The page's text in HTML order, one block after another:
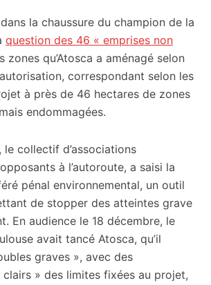
la chaussure du champion de la
question des 46 « emprises non
zones qu’Atosca a aménagé selon
correspondant selon les
à près de 46 hectares de zones
endommagées.
collectif d’associations
à l’autoroute, a saisi la
pénal environnemental, un outil
de stopper des atteintes grave
En audience le 18 décembre, le
avait tancé Atosca, qu’il
graves », avec des
clairs » des limites fixées au projet,